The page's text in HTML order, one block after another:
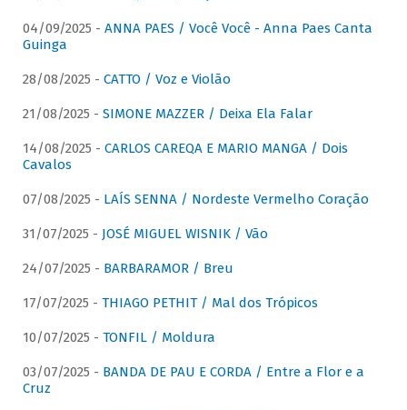
04/09/2025 - ANNA PAES / Você Você - Anna Paes Canta
Guinga
28/08/2025 - CATTO / Voz e Violão
21/08/2025 - SIMONE MAZZER / Deixa Ela Falar
14/08/2025 - CARLOS CAREQA E MARIO MANGA / Dois
Cavalos
07/08/2025 - LAÍS SENNA / Nordeste Vermelho Coração
31/07/2025 - JOSÉ MIGUEL WISNIK / Vão
24/07/2025 - BARBARAMOR / Breu
17/07/2025 - THIAGO PETHIT / Mal dos Trópicos
10/07/2025 - TONFIL / Moldura
03/07/2025 - BANDA DE PAU E CORDA / Entre a Flor e a
Cruz